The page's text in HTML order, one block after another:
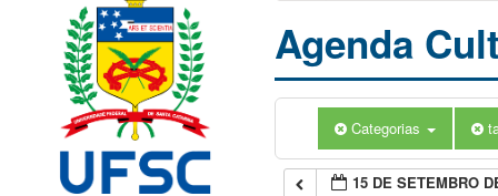
Agenda
Categorias
15 DE SETEMBRO